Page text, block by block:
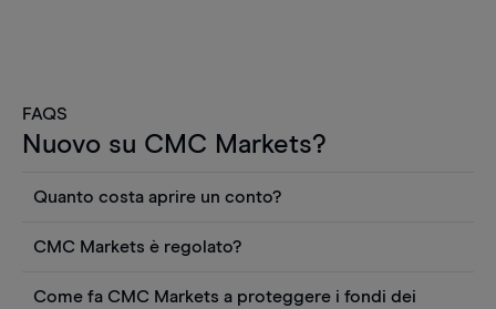
FAQS
Nuovo su CMC Markets?
Quanto costa aprire un conto?
Puoi anche visualizzare gratuitamente i prezzi e
utilizzare strumenti come grafici, notizie Reuters
CMC Markets è regolato?
Come fa CMC Markets a proteggere i fondi dei